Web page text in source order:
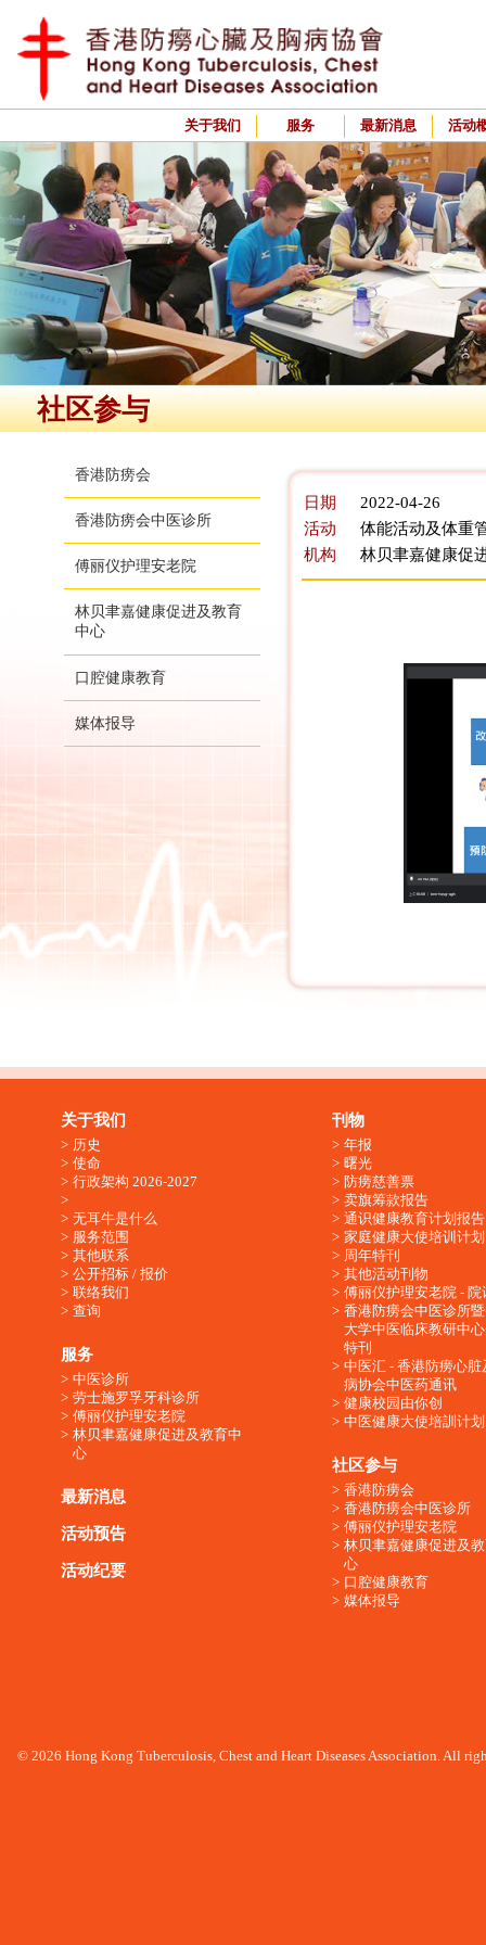
关于我们 服务 最新消息 活动
社区参与
香港防痨会
香港防痨会中医诊所
傅丽仪护理安老院
林贝聿嘉健康促进及教育
中心
口腔健康教育
媒体报导
日期
2022-04-26
活动
体能活动及体重
机构
林贝聿嘉健康促
关于我们
历史
使命
行政架构 2026-2027
无耳牛是什么
服务范围
其他联系
公开招标 / 报价
联络我们
查询
服务
中医诊所
劳士施罗孚牙科诊所
傅丽仪护理安老院
林贝聿嘉健康促进及教育中
心
最新消息
活动预告
活动纪要
刊物
年报
曙光
防痨慈善票
卖旗筹款报告
通识健康教育计划报告
家庭健康大使培训计划
周年特刊
其他活动刊物
傅丽仪护理安老院 - 院
香港防痨会中医诊所
大学中医临床教研中
特刊
中医汇 - 香港防痨心脏
病协会中医药通讯
健康校园由你创
中医健康大使培訓计划
社区参与
香港防痨会
香港防痨会中医诊所
傅丽仪护理安老院
林贝聿嘉健康促进及
心
口腔健康教育
媒体报导
© 2026 Hong Kong Tuberculosis, Chest and Heart Diseases Association. All